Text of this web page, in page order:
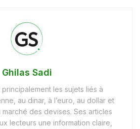
Ghilas Sadi
principalement les sujets liés à
au dinar, à l’euro, au dollar et
des devises. Ses articles
lecteurs une information claire,